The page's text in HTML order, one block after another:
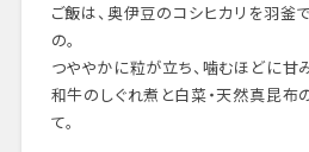
ご飯は、奥伊豆のコシヒカリを羽釜
の。
つややかに粒が立ち、噛むほどに甘
和牛のしぐれ煮と白菜・天然真昆
て。